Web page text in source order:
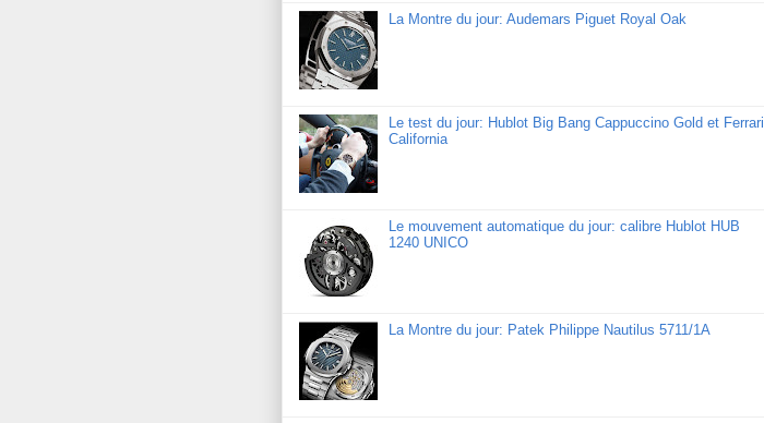
La Montre du jour: Audemars Piguet Royal Oak
Le test du jour: Hublot Big Bang Cappuccino Gold et Ferrari
California
Le mouvement automatique du jour: calibre Hublot HUB
1240 UNICO
La Montre du jour: Patek Philippe Nautilus 5711/1A